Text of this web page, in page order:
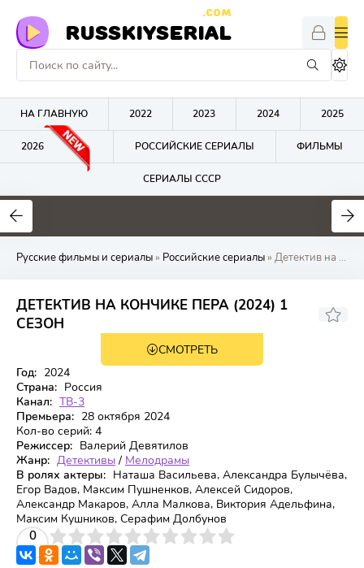
RUSSKIYSERIAL
.COM
НА ГЛАВНУЮ 2022 2023 2024 2025
2026 РОССИЙСКИЕ СЕРИАЛЫ ФИЛЬМЫ
СЕРИАЛЫ СССР
0
Русские фильмы и сериалы» Российские сериалы» Детектив на
ДЕТЕКТИВ НА КОНЧИКЕ ПЕРА (2024) 1
СЕЗОН
СМОТРЕТЬ
Год: 2024
Страна: Россия
Канал: ТВ-3
Премьера: 28 октября 2024
Кол-во серий: 4
Режиссер: Валерий Девятилов
Жанр: Детективы / Мелодрамы
В ролях актеры: Наташа Васильева, Александра Булычёва,
Егор Вадов, Максим Пушненков, Алексей Сидоров,
Александр Макаров, Алла Малкова, Виктория Адельфина,
Максим Кушников, Серафим Долбунов
0
4 5 6 7 8 9 10